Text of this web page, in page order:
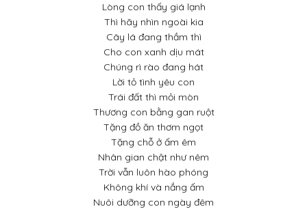
Lòng con thấy giá lạnh
Thì hãy nhìn ngoài kia
Cây lá đang thầm thì
Cho con xanh dịu mát
Chúng rì rào đang hát
Lời tỏ tình yêu con
Trái đất thì mỏi mòn
Thương con bằng gan ruột
Tặng đồ ăn thơm ngọt
Tặng chỗ ở ấm êm
Nhân gian chật như nêm
Trời vẫn luôn hào phóng
Không khí và nắng ấm
Nuôi dưỡng con ngày đêm